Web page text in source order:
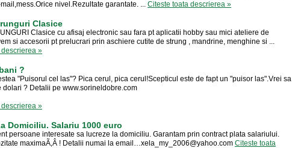
nivel.Rezultate garantate. ... Citeste toata descrierea »
Clasice
Clasice cu afisaj electronic sau fara pt aplicatii hobby sau mici ateliere de
si accesorii pt prelucrari prin aschiere cutite de strung , mandrine, menghine si ...
»
?
"Puisorul cel las"? Pica cerul, pica cerul!Scepticul este de fapt un "puisor las".Vrei sa
dolari ? Detalii pe www.sorineldobre.com
»
Domiciliu. Salariu 1000 euro
persoane interesate sa lucreze la domiciliu. Garantam prin contract plata salariului.
maximaÃ‚Â ! Detalii numai la email…xela_my_2006@yahoo.com Citeste toata